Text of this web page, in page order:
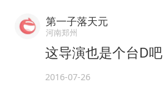
第一子落天元
河南郑州
这导演也是个台D吧
2016-07-26